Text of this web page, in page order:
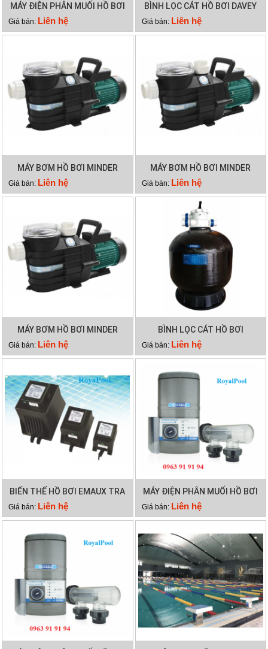
MÁY ĐIỆN PHÂN MUỐI HỒ BƠI
WATERCO HYDROCHLOR
MINERAL 5000
Giá bán: Liên hệ
BÌNH LỌC CÁT HỒ BƠI DAVEY
DEP2140
Giá bán: Liên hệ
MÁY BƠM HỒ BƠI MINDER
MXB300
Giá bán: Liên hệ
MÁY BƠM HỒ BƠI MINDER
MXB250
Giá bán: Liên hệ
MÁY BƠM HỒ BƠI MINDER
MXB100
Giá bán: Liên hệ
BÌNH LỌC CÁT HỒ BƠI
MINDER M36
Giá bán: Liên hệ
BIẾN THẾ HỒ BƠI EMAUX TRA
300VA
Giá bán: Liên hệ
MÁY ĐIỆN PHÂN MUỐI HỒ BƠI
WATERCO HYDROCHLOR MK3
ST 2000
Giá bán: Liên hệ